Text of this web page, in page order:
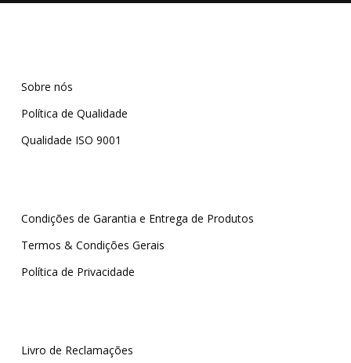
Sobre nós
Política de Qualidade
Qualidade ISO 9001
Condições de Garantia e Entrega de Produtos
Termos & Condições Gerais
Política de Privacidade
Livro de Reclamações